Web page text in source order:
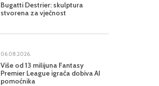
Bugatti Destrier: skulptura
stvorena za vječnost
06.08.2026.
Više od 13 milijuna Fantasy
Premier League igrača dobiva AI
pomoćnika